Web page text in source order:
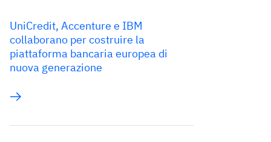
UniCredit, Accenture e IBM
collaborano per costruire la
piattaforma bancaria europea di
nuova generazione